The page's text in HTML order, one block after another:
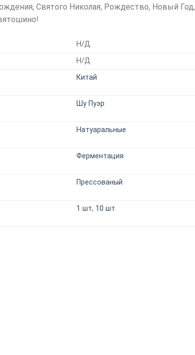
Святого Николая, Рождество, Новый Год,
Н/Д
Н/Д
Китай
Шу Пуэр
Натуаральные
Ферментация
Прессованый
1 шт, 10 шт